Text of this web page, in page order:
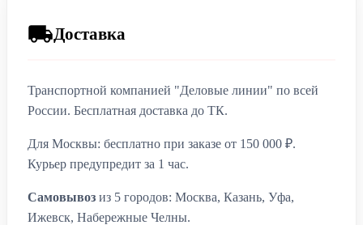
Доставка
Транспортной компанией "Деловые линии" по всей
России. Бесплатная доставка до ТК.
Для Москвы: бесплатно при заказе от 150 000 ₽.
Курьер предупредит за 1 час.
Самовывоз из 5 городов: Москва, Казань, Уфа,
Ижевск, Набережные Челны.